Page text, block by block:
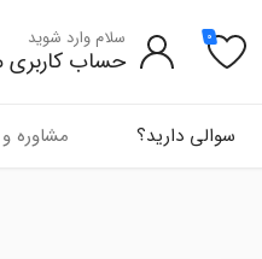
سوالی دارید؟ مشاوره
0 سلام وارد شوید
حساب